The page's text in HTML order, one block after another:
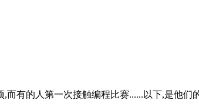
而有的人第一次接触编程比赛......以下,是他